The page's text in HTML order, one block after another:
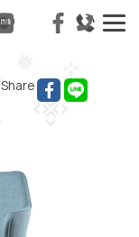
Share